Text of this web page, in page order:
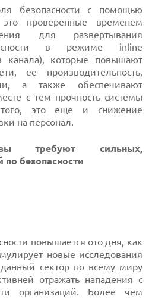
безопасности с помощью
проверенные временем
для развертывания
в режиме inline
которые повышают
ее производительность,
а также обеспечивают
с тем прочность системы
того, это еще и снижение
на персонал.
требуют сильных,
безопасности
повышается ото дня, как
новые исследования
сектор по всему миру
отражать нападения с
организаций. Более чем